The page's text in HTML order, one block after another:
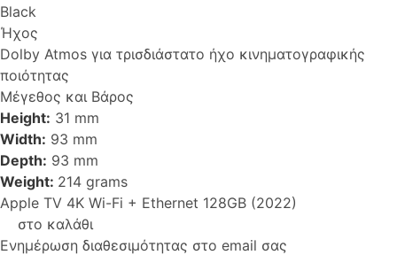
Black
Ήχος
Dolby Atmos για τρισδιάστατο ήχο κινηματογραφικής
ποιότητας
Μέγεθος και Βάρος
Height: 31 mm
Width: 93 mm
Depth: 93 mm
Weight: 214 grams
Apple TV 4K Wi-Fi + Ethernet 128GB (2022)
στο καλάθι
Ενημέρωση διαθεσιμότητας στο email σας